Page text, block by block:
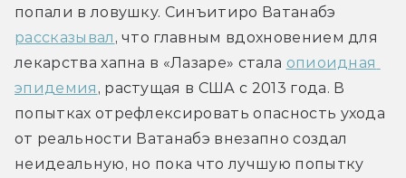
рассказывал , что главным вдохновением для
лекарства хапна в «Лазаре» стала опиоидная
эпидемия , растущая в США с 2013 года. В
попытках отрефлексировать опасность ухода
от реальности Ватанабэ внезапно создал
неидеальную, но пока что лучшую попытку